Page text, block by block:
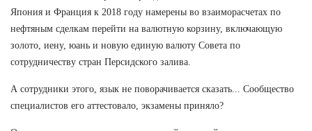
Япония и Франция к 2018 году намерены во взаиморасчетах по
нефтяным сделкам перейти на валютную корзину, включающую
золото, иену, юань и новую единую валюту Совета по
сотрудничеству стран Персидского залива.
А сотрудники этого, язык не поворачивается сказать... Сообщество
специалистов его аттестовало, экзамены приняло?